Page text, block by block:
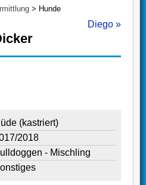
> Hunde
Diego »
(kastriert)
2018
- Mischling